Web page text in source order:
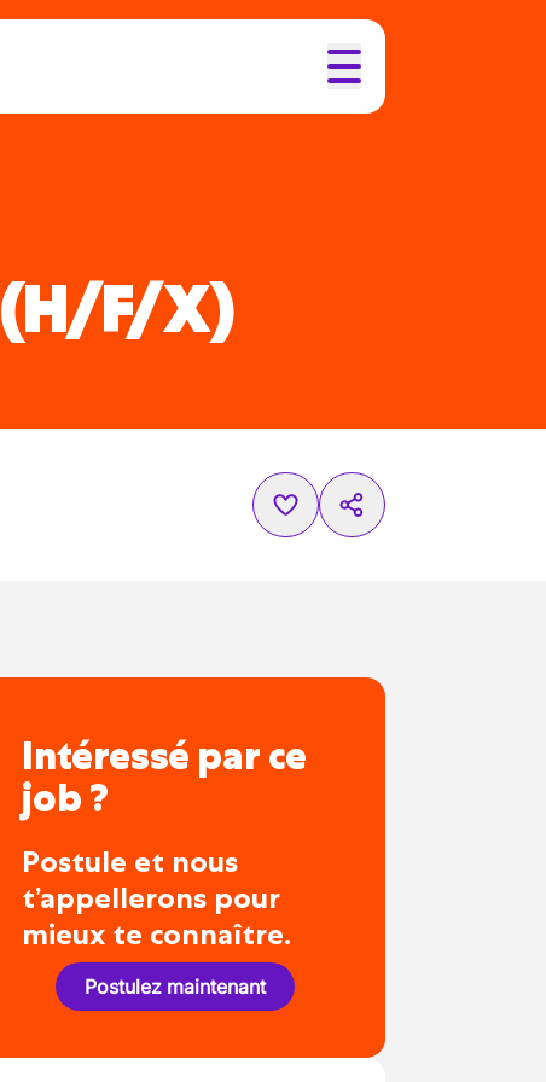
(H/F/X)
Intéressé par ce
job ?
Postule et nous
t’appellerons pour
mieux te connaître.
Postulez maintenant